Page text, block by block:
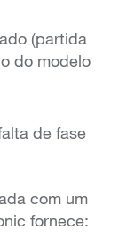
(partida
do modelo
de fase
com um
fornece: